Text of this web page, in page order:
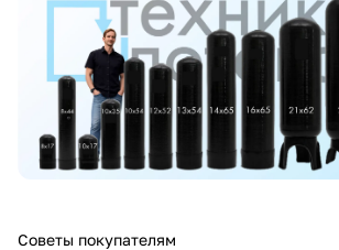
Советы покупателям